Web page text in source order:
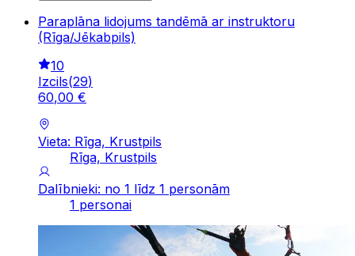
Paraplāna lidojums tandēmā ar instruktoru
(Rīga/Jēkabpils)
10
Izcils(29)
60,00 €
Vieta: Rīga, Krustpils
Rīga, Krustpils
Dalībnieki: no 1 līdz 1 personām
1 personai